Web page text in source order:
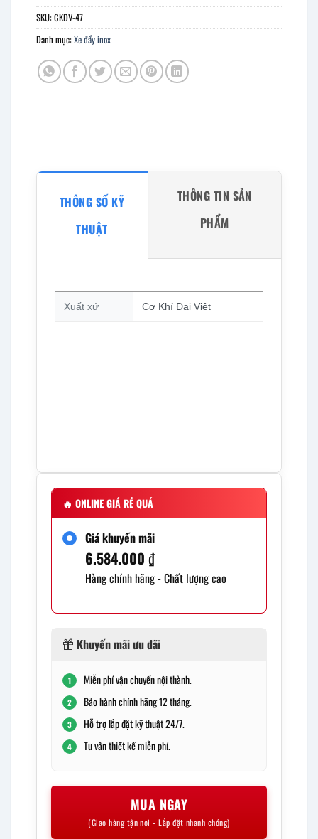
SKU:CKDV-47
Danh mục:Xe đẩy inox
THÔNG SỐ KỸ
THUẬT
THÔNG TIN SẢN
PHẨM
Xuất xứ Cơ Khí Đại Việt
🔥 ONLINE GIÁ RẺ QUÁ
Giá khuyến mãi
6.584.000 ₫
Hàng chính hãng - Chất lượng cao
Khuyến mãi ưu đãi
1 Miễn phí vận chuyển nội thành.
2 Bảo hành chính hãng 12 tháng.
3 Hỗ trợ lắp đặt kỹ thuật 24/7.
4 Tư vấn thiết kế miễn phí.
MUA NGAY
(Giao hàng tận nơi - Lắp đặt nhanh chóng)